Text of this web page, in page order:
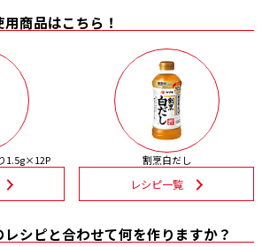
ストレートつゆ
特集
手！簡単茶碗蒸し
商品はこちら！
1.5g×12P 割烹白だし
レシピ一覧
シピと合わせて何を作りますか？